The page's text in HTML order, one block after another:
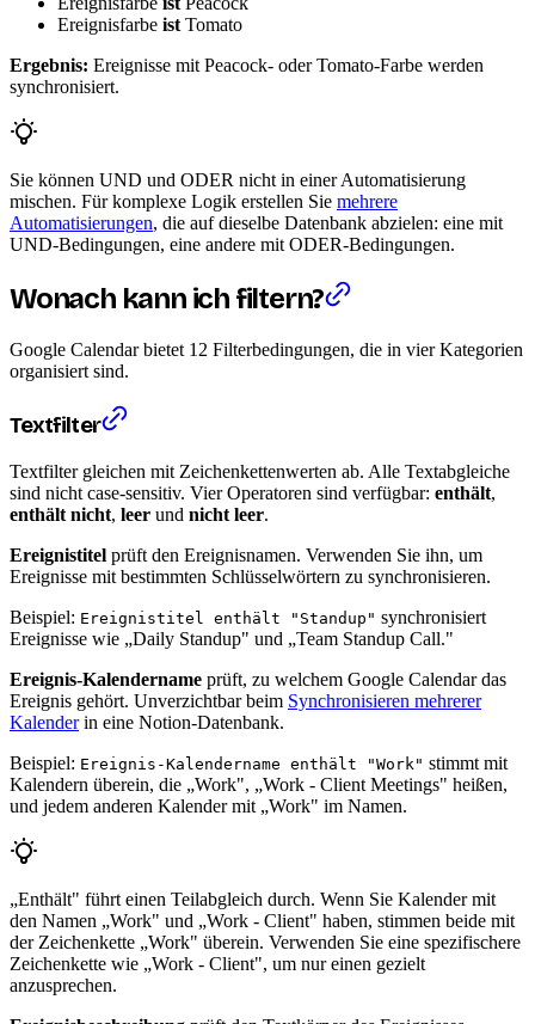
Ereignisfarbe ist Tomato
Ergebnis: Ereignisse mit Peacock- oder Tomato-Farbe werden
synchronisiert.
Sie können UND und ODER nicht in einer Automatisierung
mischen. Für komplexe Logik erstellen Sie mehrere
Automatisierungen, die auf dieselbe Datenbank abzielen: eine mit
UND-Bedingungen, eine andere mit ODER-Bedingungen.
Wonach kann ich filtern?
Google Calendar bietet 12 Filterbedingungen, die in vier Kategorien
organisiert sind.
Textfilter
Textfilter gleichen mit Zeichenkettenwerten ab. Alle Textabgleiche
sind nicht case-sensitiv. Vier Operatoren sind verfügbar: enthält,
enthält nicht, leer und nicht leer.
Ereignistitel prüft den Ereignisnamen. Verwenden Sie ihn, um
Ereignisse mit bestimmten Schlüsselwörtern zu synchronisieren.
Beispiel: Ereignistitel enthält "Standup" synchronisiert
Ereignisse wie „Daily Standup" und „Team Standup Call."
Ereignis-Kalendername prüft, zu welchem Google Calendar das
Ereignis gehört. Unverzichtbar beim Synchronisieren mehrerer
Kalenderin eine Notion-Datenbank.
Beispiel: Ereignis-Kalendername enthält "Work" stimmt mit
Kalendern überein, die „Work", „Work - Client Meetings" heißen,
und jedem anderen Kalender mit „Work" im Namen.
„Enthält" führt einen Teilabgleich durch. Wenn Sie Kalender mit
den Namen „Work" und „Work - Client" haben, stimmen beide mit
der Zeichenkette „Work" überein. Verwenden Sie eine spezifischere
Zeichenkette wie „Work - Client", um nur einen gezielt
anzusprechen.